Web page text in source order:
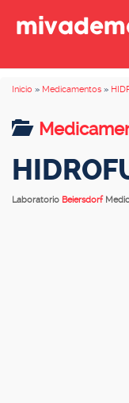
Inicio » Medicamentos »
Laboratorio Beiersdorf